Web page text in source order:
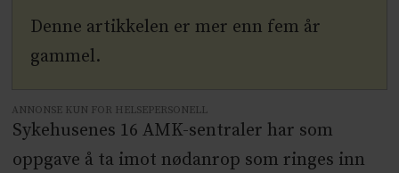
Denne artikkelen er mer enn fem år
gammel.
ANNONSE KUN FOR HELSEPERSONELL
Sykehusenes 16 AMK-sentraler har som
oppgave å ta imot nødanrop som ringes inn